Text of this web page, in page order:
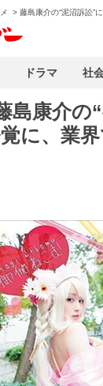
> 藤島康介の“泥沼訴訟”
島康介の
に、業
ドラマ 社